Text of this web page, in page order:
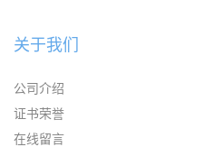
关于我们
公司介绍
证书荣誉
在线留言